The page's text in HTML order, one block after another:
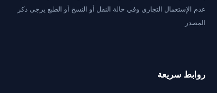
عدم الإستعمال التجاري وفي حالة النقل أو النسخ أو الطبع يرجى ذكر
المصدر
روابط سريعة